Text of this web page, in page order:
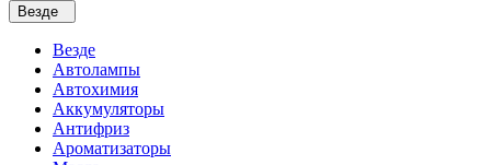
Везде
Везде
Автолампы
Автохимия
Аккумуляторы
Антифриз
Ароматизаторы